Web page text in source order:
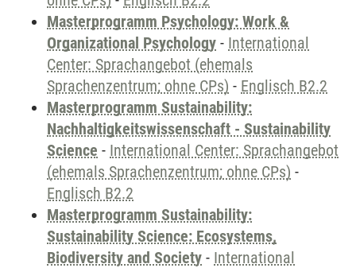
Masterprogramm Psychology: Work &
Organizational Psychology - International
Center: Sprachangebot (ehemals
Sprachenzentrum; ohne CPs) - Englisch B2.2
Masterprogramm Sustainability:
Nachhaltigkeitswissenschaft - Sustainability
Science - International Center: Sprachangebot
(ehemals Sprachenzentrum; ohne CPs) -
Englisch B2.2
Masterprogramm Sustainability:
Sustainability Science: Ecosystems,
Biodiversity and Society - International